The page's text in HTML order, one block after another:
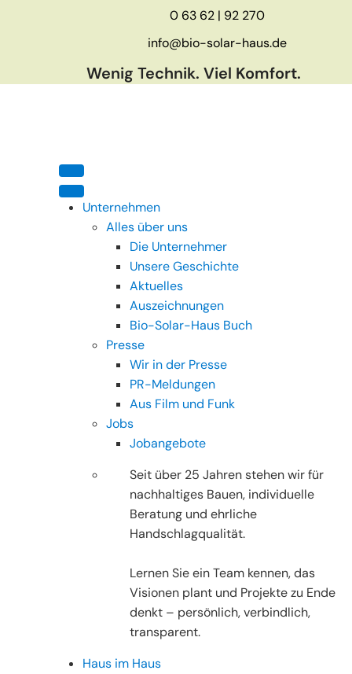
0 63 62 | 92 270
info@bio-solar-haus.de
Wenig Technik. Viel Komfort.
Unternehmen
Alles über uns
Die Unternehmer
Unsere Geschichte
Aktuelles
Auszeichnungen
Bio-Solar-Haus Buch
Presse
Wir in der Presse
PR-Meldungen
Aus Film und Funk
Jobs
Jobangebote
Seit über 25 Jahren stehen wir für
nachhaltiges Bauen, individuelle
Beratung und ehrliche
Handschlagqualität.
Lernen Sie ein Team kennen, das
Visionen plant und Projekte zu Ende
denkt – persönlich, verbindlich,
transparent.
Haus im Haus